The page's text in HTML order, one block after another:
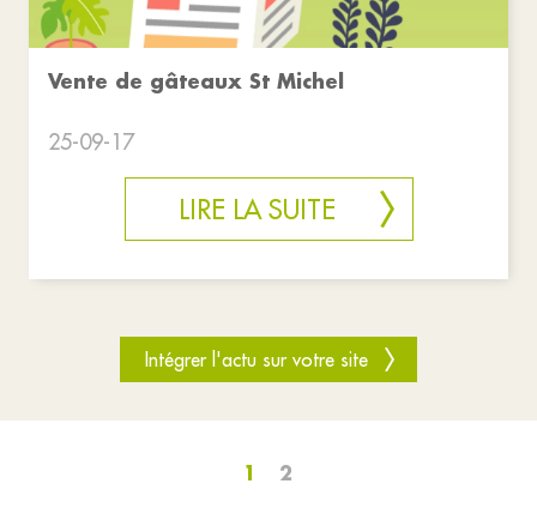
Vente de gâteaux St Michel
25-09-17
LIRE LA SUITE
Intégrer l'actu sur votre site
1 2